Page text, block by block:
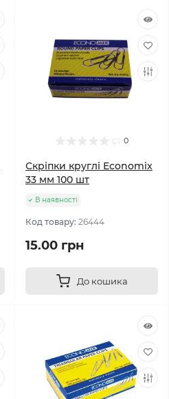
0
Скріпки круглі Economix
33 мм 100 шт
В наявності
Код товару: 26444
15.00 грн
До кошика